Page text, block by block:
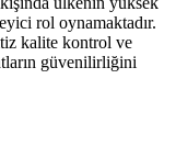
rol oynamaktadır.
kalite kontrol ve
güvenilirliğini